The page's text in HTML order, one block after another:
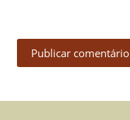
Publicar comentário